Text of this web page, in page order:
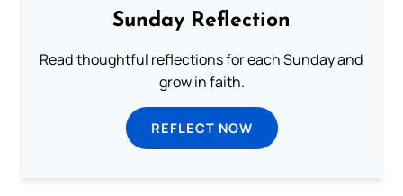
Sunday Reflection
Read thoughtful reflections for each Sunday and
grow in faith.
REFLECT NOW